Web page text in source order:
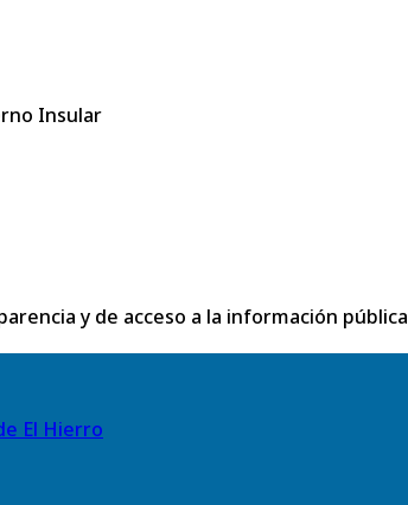
Insular
y de acceso a la información pública
El Hierro